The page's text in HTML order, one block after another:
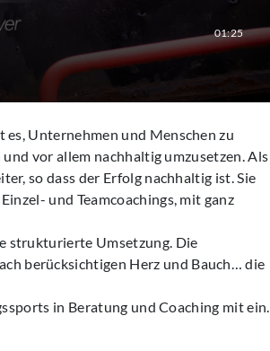
01:25
Unternehmen und Menschen zu
vor allem nachhaltig umzusetzen. Als
so dass der Erfolg nachhaltig ist. Sie
und Teamcoachings, mit ganz
strukturierte Umsetzung. Die
berücksichtigen Herz und Bauch… die
in Beratung und Coaching mit ein.